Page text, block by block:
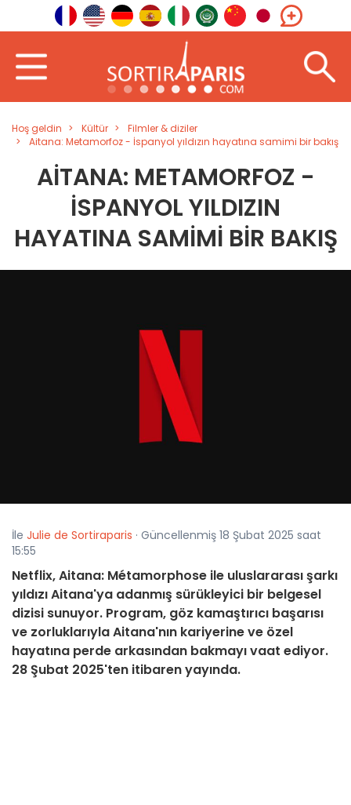
Hoş geldin Kültür
Filmler & diziler
Aitana: Metamorfoz - İspanyol yıldızın hayatına samimi bir bakış
AITANA: METAMORFOZ -
İSPANYOL YILDIZIN
HAYATINA SAMIMI BIR BAKIŞ
İle Julie de Sortiraparis · Güncellenmiş 18 Şubat 2025 saat
15:55
Netflix, Aitana: Métamorphose ile uluslararası şarkı
yıldızı Aitana'ya adanmış sürükleyici bir belgesel
dizisi sunuyor. Program, göz kamaştırıcı başarısı
ve zorluklarıyla Aitana'nın kariyerine ve özel
hayatına perde arkasından bakmayı vaat ediyor.
28 Şubat 2025'ten itibaren yayında.